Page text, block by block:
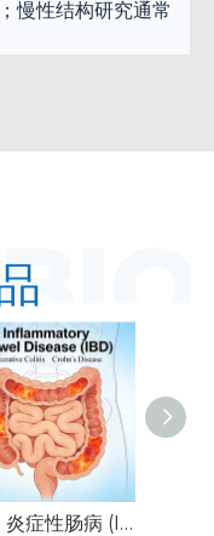
慢性结构研究通常
NHP 炎症性肠病 (IBD) 模型